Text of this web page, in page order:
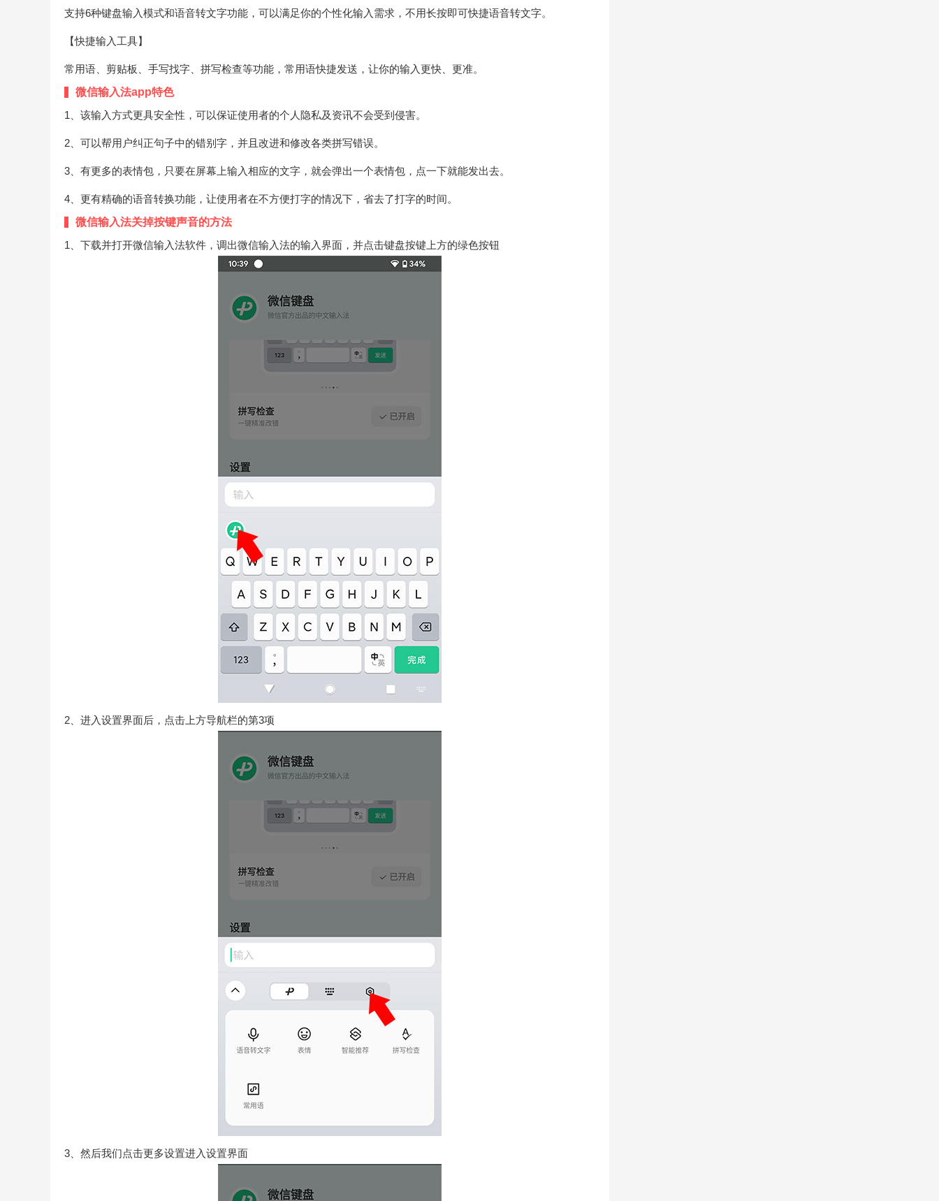
支持6种键盘输入模式和语音转文字功能，可以满足你的个性化输入需求，不用长按即可快捷语音转文字。
【快捷输入工具】
常用语、剪贴板、手写找字、拼写检查等功能，常用语快捷发送，让你的输入更快、更准。
微信输入法app特色
1、该输入方式更具安全性，可以保证使用者的个人隐私及资讯不会受到侵害。
2、可以帮用户纠正句子中的错别字，并且改进和修改各类拼写错误。
3、有更多的表情包，只要在屏幕上输入相应的文字，就会弹出一个表情包，点一下就能发出去。
4、更有精确的语音转换功能，让使用者在不方便打字的情况下，省去了打字的时间。
微信输入法关掉按键声音的方法
1、下载并打开微信输入法软件，调出微信输入法的输入界面，并点击键盘按键上方的绿色按钮
2、进入设置界面后，点击上方导航栏的第3项
3、然后我们点击更多设置进入设置界面